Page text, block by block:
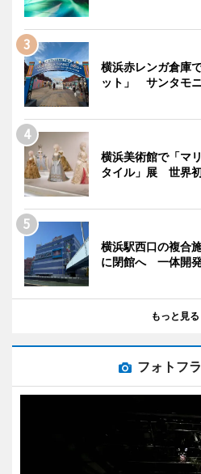
横浜赤レンガ倉庫
ット」 サンタモ
横浜美術館で「マ
タイル」展 世界
横浜駅西口の複合
に閉館へ 一体開
もっと見る
フォトフ